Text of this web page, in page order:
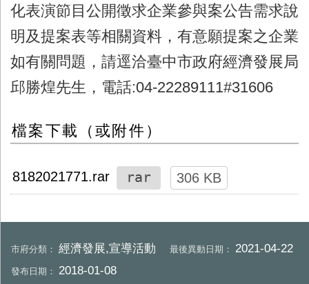
化表演節目公開徵求企業參與案公告需求說
明及提案表等相關資料，有意願提案之企業
如有關問題，請逕洽臺中市政府經濟發展局
邱勝煌先生，電話:04-22289111#31606
檔案下載（或附件）
8182021771.rar rar 306 KB
市府分類：經濟發展,宣導活動 最後異動日期：2021-04-22
發布日期： 2018-01-08